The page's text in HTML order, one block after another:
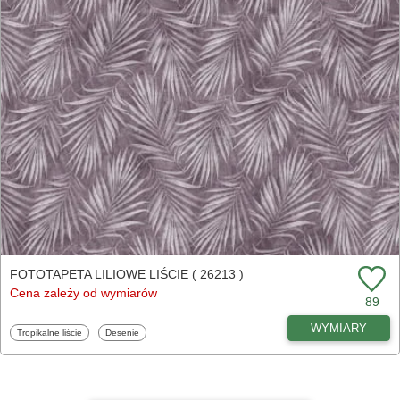
FOTOTAPETA LILIOWE LIŚCIE ( 26213 )
Cena zależy od wymiarów
89
Fototapety
Tropikalne liście Fototapety
Desenie WYMIARY